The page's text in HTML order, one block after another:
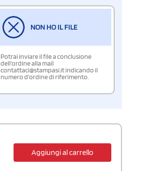
NON HO IL FILE
Potrai inviare il file a conclusione
dell'ordine alla mail
contattaci@stampasi.it indicando il
numero d'ordine di riferimento.
Aggiungi al carrello